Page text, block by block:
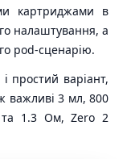
картриджами в
налаштування, а
pod-сценарію.
простий варіант,
важливі 3 мл, 800
та 1.3 Ом, Zero 2